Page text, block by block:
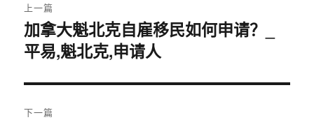
章
导
航
上一篇
上
篇
章：
加拿大魁北克自雇移民如何申请？_
平易,魁北克,申请人
下一篇